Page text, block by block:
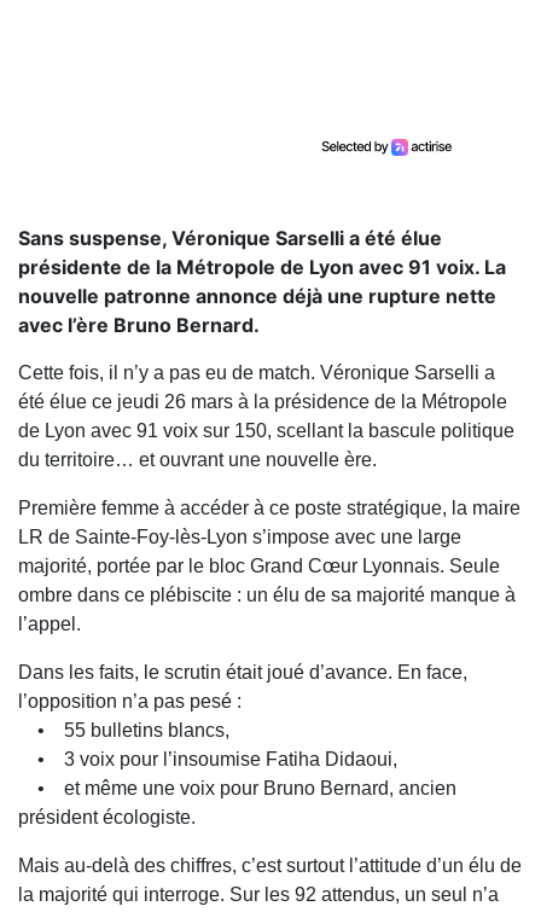
Sans suspense, Véronique Sarselli a été élue
présidente de la Métropole de Lyon avec 91 voix. La
nouvelle patronne annonce déjà une rupture nette
avec l’ère Bruno Bernard.
Cette fois, il n’y a pas eu de match. Véronique Sarselli a
été élue ce jeudi 26 mars à la présidence de la Métropole
de Lyon avec 91 voix sur 150, scellant la bascule politique
du territoire… et ouvrant une nouvelle ère.
Première femme à accéder à ce poste stratégique, la maire
LR de Sainte-Foy-lès-Lyon s’impose avec une large
majorité, portée par le bloc Grand Cœur Lyonnais. Seule
ombre dans ce plébiscite : un élu de sa majorité manque à
l’appel.
Dans les faits, le scrutin était joué d’avance. En face,
l’opposition n’a pas pesé :
• 55 bulletins blancs,
• 3 voix pour l’insoumise Fatiha Didaoui,
• et même une voix pour Bruno Bernard, ancien
président écologiste.
Mais au-delà des chiffres, c’est surtout l’attitude d’un élu de
la majorité qui interroge. Sur les 92 attendus, un seul n’a